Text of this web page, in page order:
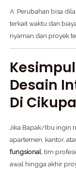
A: Perubahan bisa
terkait waktu dan
nyaman dan proyek
Desain
Di
Jika Bapak/Ibu ingin
apartemen, kantor,
fungsional , tim
awal hingga akhir